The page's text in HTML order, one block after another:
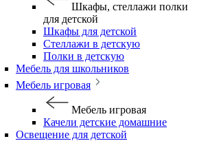
Шкафы, стеллажи полки
для детской
Шкафы для детской
Стеллажи в детскую
Полки в детскую
Мебель для школьников
Мебель игровая
Мебель игровая
Качели детские домашние
Освещение для детской